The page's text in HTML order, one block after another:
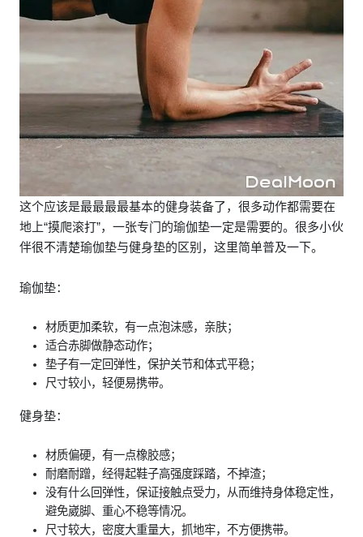
这个应该是最最最最基本的健身装备了，很多动作都需要在
地上“摸爬滚打”，一张专门的瑜伽垫一定是需要的。很多小伙
伴很不清楚瑜伽垫与健身垫的区别，这里简单普及一下。
瑜伽垫：
材质更加柔软，有一点泡沫感，亲肤；
适合赤脚做静态动作；
垫子有一定回弹性，保护关节和体式平稳；
尺寸较小，轻便易携带。
健身垫：
材质偏硬，有一点橡胶感；
耐磨耐蹭，经得起鞋子高强度踩踏，不掉渣；
没有什么回弹性，保证接触点受力，从而维持身体稳定性，
避免崴脚、重心不稳等情况。
尺寸较大，密度大重量大，抓地牢，不方便携带。